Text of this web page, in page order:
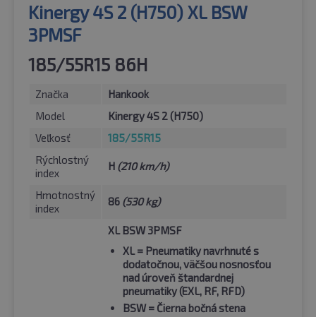
Kinergy 4S 2 (H750) XL BSW
3PMSF
185/55R15 86H
Značka
Hankook
Model
Kinergy 4S 2 (H750)
Veľkosť
185/55R15
Rýchlostný
index
H (210 km/h)
Hmotnostný
index
86 (530 kg)
XL BSW 3PMSF
XL= Pneumatiky navrhnuté s
dodatočnou, väčšou nosnosťou
nad úroveň štandardnej
pneumatiky (EXL, RF, RFD)
BSW = Čierna bočná stena